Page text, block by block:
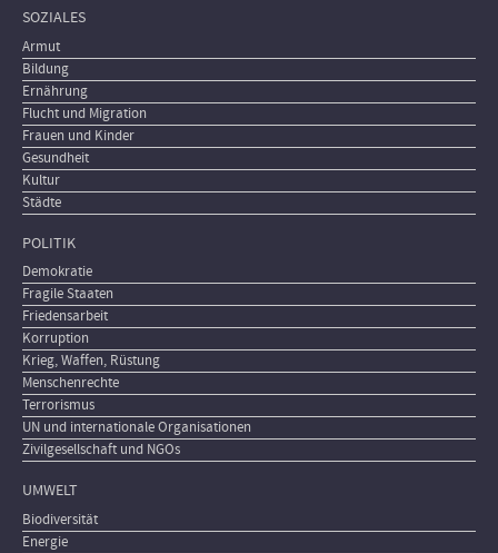
SOZIALES
Armut
Bildung
Ernährung
Flucht und Migration
Frauen und Kinder
Gesundheit
Kultur
Städte
POLITIK
Demokratie
Fragile Staaten
Friedensarbeit
Korruption
Krieg, Waffen, Rüstung
Menschenrechte
Terrorismus
UN und internationale Organisationen
Zivilgesellschaft und NGOs
UMWELT
Biodiversität
Energie